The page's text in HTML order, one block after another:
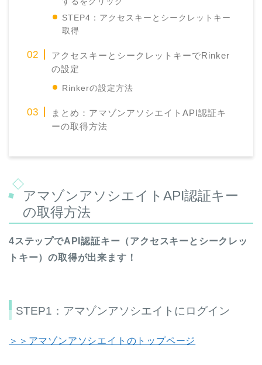
STEP4：アクセスキーとシークレットキー
取得
アクセスキーとシークレットキーでRinker
の設定
Rinkerの設定方法
まとめ：アマゾンアソシエイトAPI認証キ
ーの取得方法
アマゾンアソシエイトAPI認証キー
の取得方法
4ステップでAPI認証キー（アクセスキーとシークレッ
トキー）の取得が出来ます！
STEP1：アマゾンアソシエイトにログイン
＞＞アマゾンアソシエイトのトップページ